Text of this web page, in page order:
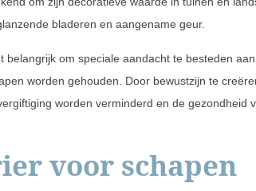
bladeren en aangename geur.
om speciale aandacht te besteden
worden gehouden. Door bewustzijn te
worden verminderd en de gezondheid
voor schapen